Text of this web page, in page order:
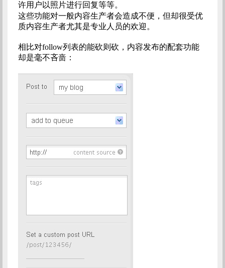
许用户以照片进行回复等等。
这些功能对一般内容生产者会造成不便，但却很受优
质内容生产者尤其是专业人员的欢迎。
相比对follow列表的能砍则砍，内容发布的配套功能
却是毫不吝啬：